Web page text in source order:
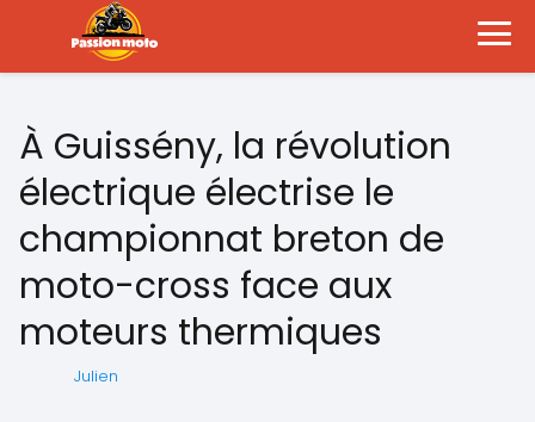
À Guissény, la révolution
électrique électrise le
championnat breton de
moto-cross face aux
moteurs thermiques
Julien